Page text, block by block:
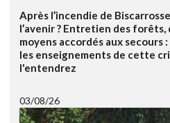
Après l’incendie de
l’avenir ? Entretien des
moyens accordés aux secours
les enseignements de cette
l'entendrez
03/08/26